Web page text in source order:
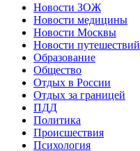
Новости ЗОЖ
Новости медицины
Новости Москвы
Новости путешествий
Образование
Общество
Отдых в России
Отдых за границей
ПДД
Политика
Происшествия
Психология